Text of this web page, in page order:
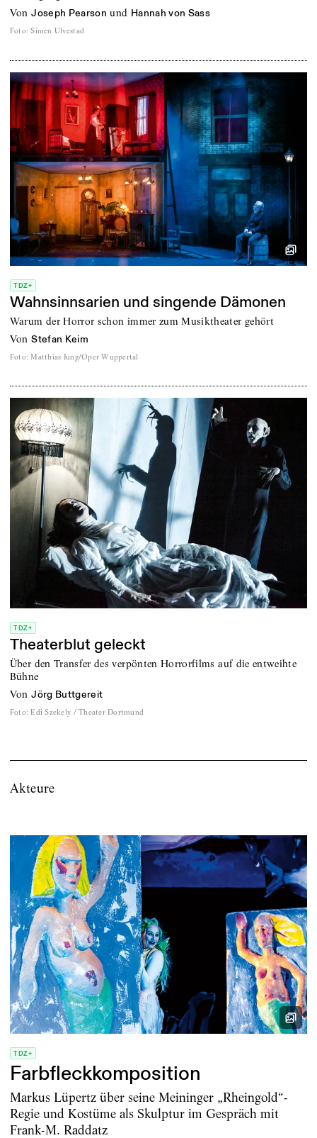
von Joseph Pearson und Hannah von Sass
Foto: Simen Ulvestad
TDZ+
Wahnsinnsarien und singende Dämonen
Warum der Horror schon immer zum Musiktheater gehört
von Stefan Keim
Foto: Matthias Jung/Oper Wuppertal
TDZ+
Theaterblut geleckt
Über den Transfer des verpönten Horrorfilms auf die entweihte
Bühne
von Jörg Buttgereit
Foto: Edi Szekely / Theater Dortmund
Akteure
TDZ+
Farbfleckkomposition
Markus Lüpertz über seine Meininger „Rheingold“-
Regie und Kostüme als Skulptur im Gespräch mit
Frank-M. Raddatz